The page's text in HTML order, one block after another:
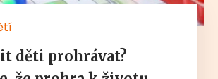
děti prohrávat?